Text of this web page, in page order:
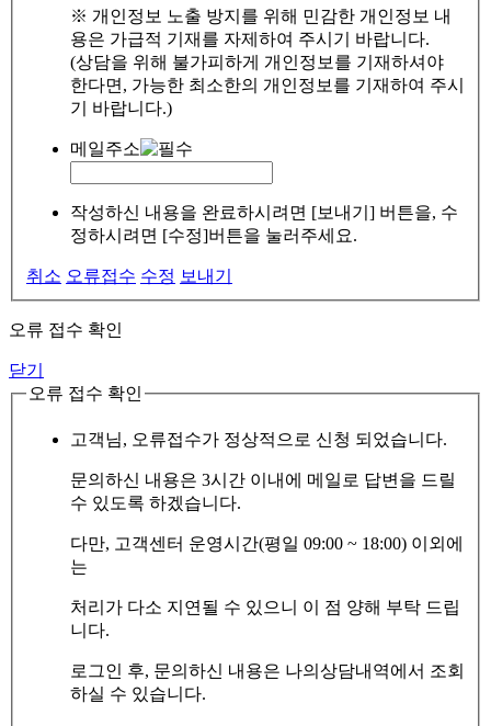
※ 개인정보 노출 방지를 위해 민감한 개인정보 내
용은 가급적 기재를 자제하여 주시기 바랍니다.
(상담을 위해 불가피하게 개인정보를 기재하셔야
한다면, 가능한 최소한의 개인정보를 기재하여 주시
기 바랍니다.)
메일주소
작성하신 내용을 완료하시려면 [보내기] 버튼을, 수
정하시려면 [수정]버튼을 눌러주세요.
취소 오류접수 수정 보내기
오류 접수 확인
닫기
오류 접수 확인
고객님, 오류접수가 정상적으로 신청 되었습니다.
문의하신 내용은 3시간 이내에 메일로 답변을 드릴
수 있도록 하겠습니다.
다만, 고객센터 운영시간(평일 09:00 ~ 18:00) 이외에
는
처리가 다소 지연될 수 있으니 이 점 양해 부탁 드립
니다.
로그인 후, 문의하신 내용은 나의상담내역에서 조회
하실 수 있습니다.